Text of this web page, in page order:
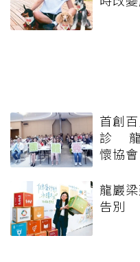
首創
診 龍
懷協
龍巖
告別